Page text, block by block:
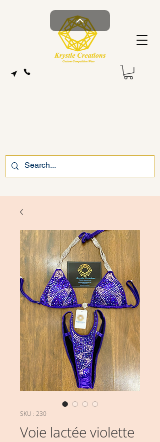
SKU : 230
Voie lactée violette